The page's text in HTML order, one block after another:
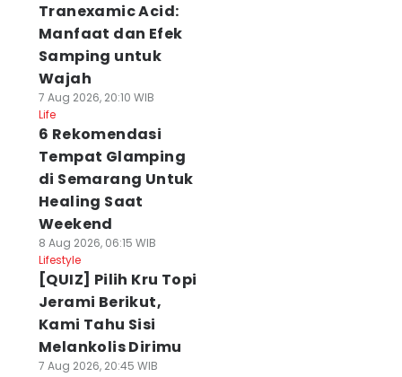
Tranexamic Acid:
Manfaat dan Efek
Samping untuk
Wajah
7 Aug 2026, 20:10 WIB
Life
6 Rekomendasi
Tempat Glamping
di Semarang Untuk
Healing Saat
Weekend
8 Aug 2026, 06:15 WIB
Lifestyle
[QUIZ] Pilih Kru Topi
Jerami Berikut,
Kami Tahu Sisi
Melankolis Dirimu
7 Aug 2026, 20:45 WIB